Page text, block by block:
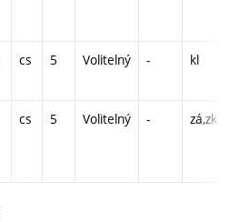
cs 5 Volitelný - kl
cs 5 Volitelný - zá,zk